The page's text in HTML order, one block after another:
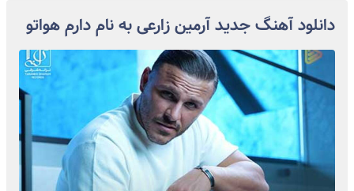
دانلود آهنگ جدید آرمین زارعی به نام دارم هواتو